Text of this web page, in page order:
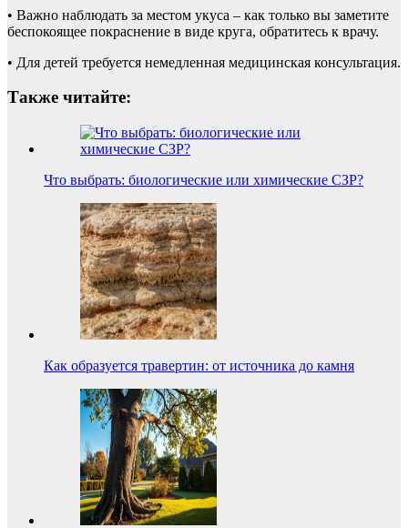
• Важно наблюдать за местом укуса – как только вы заметите
беспокоящее покраснение в виде круга, обратитесь к врачу.
• Для детей требуется немедленная медицинская консультация.
Также читайте:
Что выбрать: биологические или химические СЗР?
Как образуется травертин: от источника до камня